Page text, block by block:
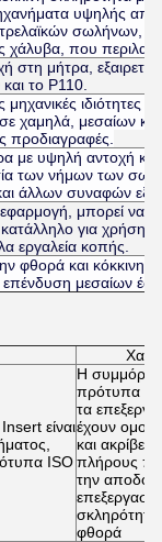
υψηλής
σωλήνων,
χάλυβα, που
στη μήτρα,
το P110.
μηχανικές
χαμηλά, μεσαίων
προδιαγραφές.
με υψηλή αντοχή
των νήμων των
άλλων συναφών
μπορεί να
για χρήση
εργαλεία κοπής.
φθορά και
επένδυση μεσαίων
είναι
ISO
Η
πρότυπα
τα
έχουν
και
πλήρους
την
σκληρότητα
φθορά